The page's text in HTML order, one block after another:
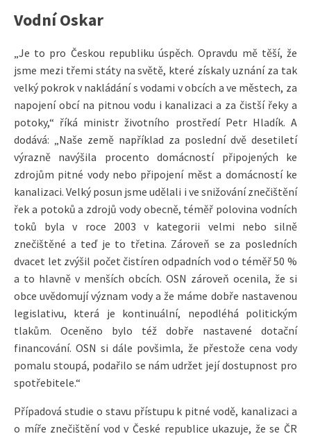
Vodní Oskar
„Je to pro Českou republiku úspěch. Opravdu mě těší, že
jsme mezi třemi státy na světě, které získaly uznání za tak
velký pokrok v nakládání s vodami v obcích a ve městech, za
napojení obcí na pitnou vodu i kanalizaci a za čistší řeky a
potoky,“ říká ministr životního prostředí Petr Hladík. A
dodává: „Naše země například za poslední dvě desetiletí
výrazně navýšila procento domácností připojených ke
zdrojům pitné vody nebo připojení měst a domácností ke
kanalizaci. Velký posun jsme udělali i ve snižování znečištění
řek a potoků a zdrojů vody obecně, téměř polovina vodních
toků byla v roce 2003 v kategorii velmi nebo silně
znečištěné a teď je to třetina. Zároveň se za posledních
dvacet let zvýšil počet čistíren odpadních vod o téměř 50 %
a to hlavně v menších obcích. OSN zároveň ocenila, že si
obce uvědomují význam vody a že máme dobře nastavenou
legislativu, která je kontinuální, nepodléhá politickým
tlakům. Oceněno bylo též dobře nastavené dotační
financování. OSN si dále povšimla, že přestože cena vody
pomalu stoupá, podařilo se nám udržet její dostupnost pro
spotřebitele.“
Případová studie o stavu přístupu k pitné vodě, kanalizaci a
o míře znečištění vod v České republice ukazuje, že se ČR